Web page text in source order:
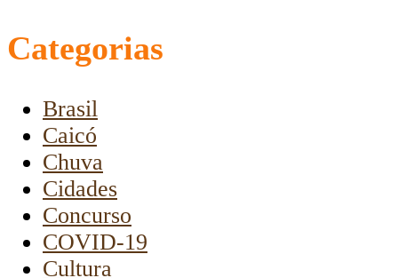
Categorias
Brasil
Caicó
Chuva
Cidades
Concurso
COVID-19
Cultura